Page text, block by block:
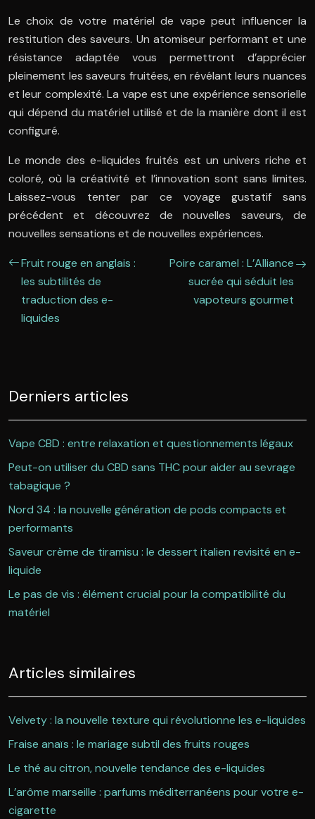
Le choix de votre matériel de vape peut influencer la
restitution des saveurs. Un atomiseur performant et une
résistance adaptée vous permettront d’apprécier
pleinement les saveurs fruitées, en révélant leurs nuances
et leur complexité. La vape est une expérience sensorielle
qui dépend du matériel utilisé et de la manière dont il est
configuré.
Le monde des e-liquides fruités est un univers riche et
coloré, où la créativité et l’innovation sont sans limites.
Laissez-vous tenter par ce voyage gustatif sans
précédent et découvrez de nouvelles saveurs, de
nouvelles sensations et de nouvelles expériences.
Fruit rouge en anglais :
les subtilités de
traduction des e-
liquides
Poire caramel : L’Alliance
sucrée qui séduit les
vapoteurs gourmet
Derniers articles
Vape CBD : entre relaxation et questionnements légaux
Peut-on utiliser du CBD sans THC pour aider au sevrage
tabagique ?
Nord 34 : la nouvelle génération de pods compacts et
performants
Saveur crème de tiramisu : le dessert italien revisité en e-
liquide
Le pas de vis : élément crucial pour la compatibilité du
matériel
Articles similaires
Velvety : la nouvelle texture qui révolutionne les e-liquides
Fraise anaïs : le mariage subtil des fruits rouges
Le thé au citron, nouvelle tendance des e-liquides
L’arôme marseille : parfums méditerranéens pour votre e-
cigarette